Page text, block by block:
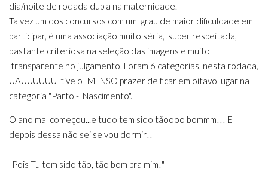
dia/noite de rodada dupla na maternidade.
Talvez um dos concursos com um grau de maior dificuldade em
participar, é uma associação muito séria, super respeitada,
bastante criteriosa na seleção das imagens e muito
transparente no julgamento. Foram 6 categorias, nesta rodada,
UAUUUUUU tive o IMENSO prazer de ficar em oitavo lugar na
categoria "Parto - Nascimento".
O ano mal começou...e tudo tem sido tãoooo bommm!!! E
depois dessa não sei se vou dormir!!
"Pois Tu tem sido tão, tão bom pra mim!"